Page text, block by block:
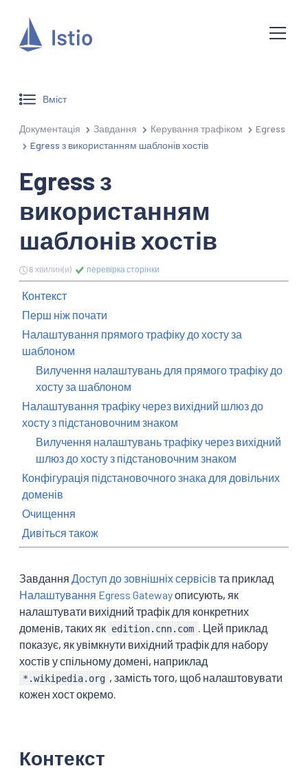
Вміст
Документація Завдання Керування трафіком
Egress
Egress з використанням шаблонів хостів
Egress з
використанням
шаблонів хостів
6 хвилин(и) перевірка сторінки
Контекст
Перш ніж почати
Налаштування прямого трафіку до хосту за
шаблоном
Вилучення налаштувань для прямого трафіку до
хосту за шаблоном
Налаштування трафіку через вихідний шлюз до
хосту з підстановочним знаком
Вилучення налаштувань трафіку через вихідний
шлюз до хосту з підстановочним знаком
Конфігурація підстановочного знака для довільних
доменів
Очищення
Дивіться також
Завдання Доступ до зовнішніх сервісів та приклад
Налаштування Egress Gatewayописують, як
налаштувати вихідний трафік для конкретних
доменів, таких як edition.cnn.com
. Цей приклад
показує, як увімкнути вихідний трафік для набору
хостів у спільному домені, наприклад
*.wikipedia.org , замість того, щоб налаштовувати
кожен хост окремо.
Контекст